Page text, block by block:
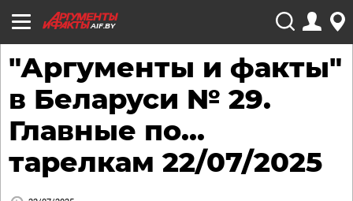
AIF.BY
"Аргументы и факты"
в Беларуси № 29.
Главные по...
тарелкам 22/07/2025